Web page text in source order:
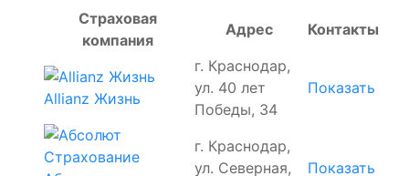
Страховая
компания
Адрес Контакты
Allianz Жизнь
г. Краснодар,
ул. 40 лет
Победы, 34
Показать
г. Краснодар,
ул. Северная,
Показать